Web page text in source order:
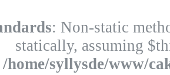
: Non-static
statically, assuming
/home/syllysde/www/